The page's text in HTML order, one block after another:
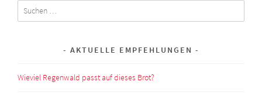
Suchen
nach:
AKTUELLE EMPFEHLUNGEN
Wieviel Regenwald passt auf dieses Brot?